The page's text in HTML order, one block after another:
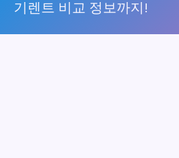
너
기렌트 비교 정보까지!